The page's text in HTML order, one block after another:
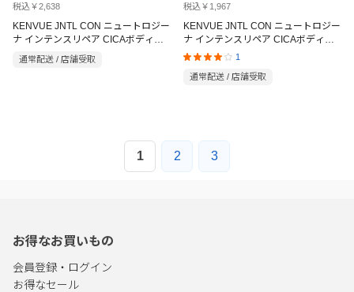
税込￥2,638
KENVUE JNTL CON ニュートロジー
ナ インテンスリペア CICAボディエ
マルジョン 450ml
通常配送 / 店舗受取
税込￥1,967
KENVUE JNTL CON ニュートロジー
ナ インテンスリペア CICAボディエ
マルジョン 250ml
1
通常配送 / 店舗受取
1 2 3
お得なお買いもの
会員登録・ログイン
お得なセール